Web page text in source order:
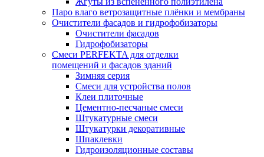
Паро влаго ветрозащитные плёнки и мембраны
Очистители фасадов и гидрофобизаторы
Очистители фасадов
Гидрофобизаторы
Смеси PERFEKTA для отделки
помещений и фасадов зданий
Зимняя серия
Смеси для устройства полов
Клеи плиточные
Цементно-песчаные смеси
Штукатурные смеси
Штукатурки декоративные
Шпаклевки
Гидроизоляционные составы